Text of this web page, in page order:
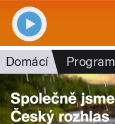
Domácí Program